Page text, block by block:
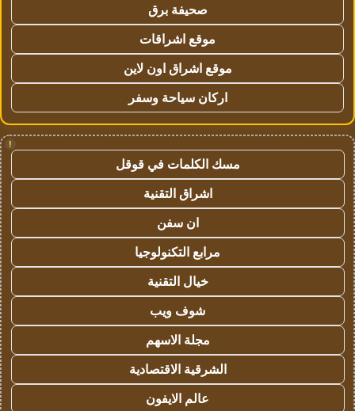
صحيفة برق
موقع اشراقات
موقع اشراق اون لاين
اركان سياحة وسفر
!
مسك الكلمات في قوقل
اشراق التقنية
ان سفن
مرابع التكنولوجيا
خيال التقنية
شوف ويب
مجلة الاسهم
الشرقية الاقتصادية
عالم الايفون